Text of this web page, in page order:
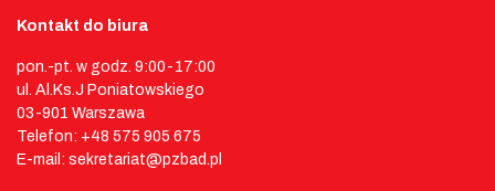
Kontakt do biura
pon.-pt. w godz. 9:00-17:00
ul. Al.Ks.J Poniatowskiego
03-901 Warszawa
Telefon: +48 575 905 675
E-mail: sekretariat@pzbad.pl